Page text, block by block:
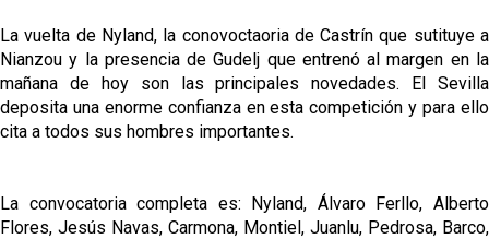
La vuelta de Nyland, la conovoctaoria de Castrín que sutituye a
Nianzou y la presencia de Gudelj que entrenó al margen en la
mañana de hoy son las principales novedades. El Sevilla
deposita una enorme confianza en esta competición y para ello
cita a todos sus hombres importantes.
La convocatoria completa es: Nyland, Álvaro Ferllo, Alberto
Flores, Jesús Navas, Carmona, Montiel, Juanlu, Pedrosa, Barco,